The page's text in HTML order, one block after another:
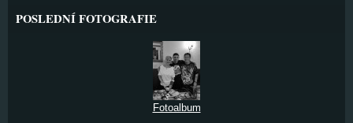
POSLEDNÍ FOTOGRAFIE
Fotoalbum